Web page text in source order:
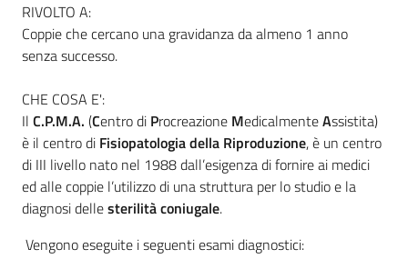
Newsletter
RIVOLTO A:
Coppie che cercano una gravidanza da almeno 1 anno
senza successo.
CHE COSA E':
Il C.P.M.A. (Centro di Procreazione MedicalmenteAssistita)
è il centro di Fisiopatologia della Riproduzione, è un centro
di III livello nato nel 1988 dall’esigenza di fornire ai medici
ed alle coppie l’utilizzo di una struttura per lo studio e la
diagnosi dellesterilità coniugale.
Vengono eseguite i seguenti esami diagnostici: